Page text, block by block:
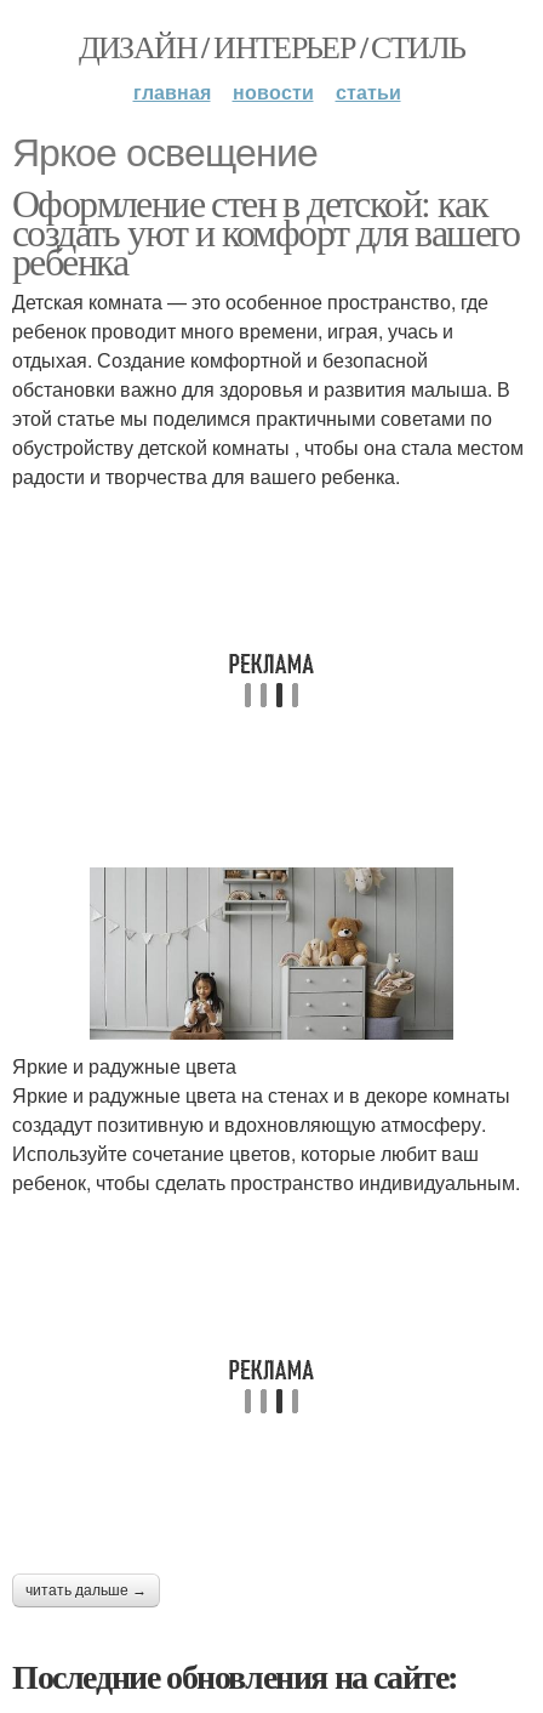
ДИЗАЙН / ИНТЕРЬЕР / СТИЛЬ
главная новости статьи
Яркое освещение
Оформление стен в детской: как
создать уют и комфорт для вашего
ребенка
Детская комната — это особенное пространство, где
ребенок проводит много времени, играя, учась и
отдыхая. Создание комфортной и безопасной
обстановки важно для здоровья и развития малыша. В
этой статье мы поделимся практичными советами по
обустройству детской комнаты , чтобы она стала местом
радости и творчества для вашего ребенка.
Яркие и радужные цвета
Яркие и радужные цвета на стенах и в декоре комнаты
создадут позитивную и вдохновляющую атмосферу.
Используйте сочетание цветов, которые любит ваш
ребенок, чтобы сделать пространство индивидуальным.
читать дальше →
Последние обновления на сайте: